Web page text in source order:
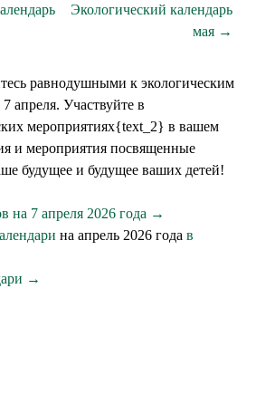
Экологический календарь
мая →
равнодушными к экологическим
апреля. Участвуйте в
мероприятиях{text_2} в вашем
и мероприятия посвященные
будущее и будущее ваших детей!
на 7 апреля 2026 года →
на апрель 2026 года в
→